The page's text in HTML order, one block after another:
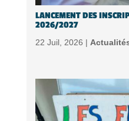
LANCEMENT DES
2026/2027
22 Juil, 2026 |